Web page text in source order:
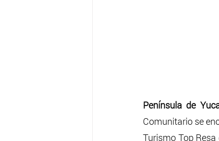
Península de
Comunitario se
Turismo Top